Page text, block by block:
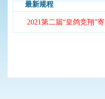
最新规程
2021第二届“皇鸽竞翔”寄